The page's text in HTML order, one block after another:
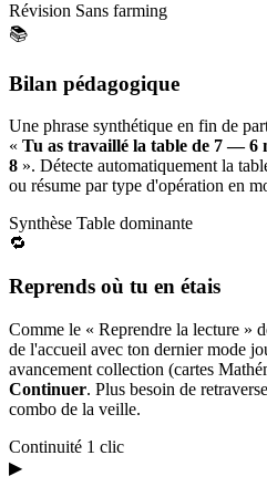
Révision Sans farming
📚
Bilan pédagogique
Une phrase synthétique en fin de
« Tu as travaillé la table de 7 — 6
8 ». Détecte automatiquement la
ou résume par type d'opération en
Synthèse Table dominante
🔁
Reprends où tu en étais
Comme le « Reprendre la lecture »
de l'accueil avec ton dernier mode
avancement collection (cartes
Continuer. Plus besoin de
combo de la veille.
Continuité 1 clic
▶